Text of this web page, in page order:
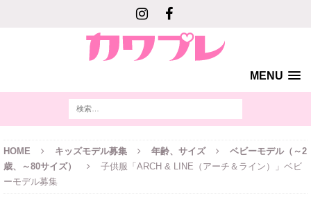
MENU
HOME キッズモデル募集 年齢、サイズ
ベビーモデル（～2
歳、～80サイズ）
子供服「ARCH & LINE（アーチ＆ライン）」ベビ
ーモデル募集